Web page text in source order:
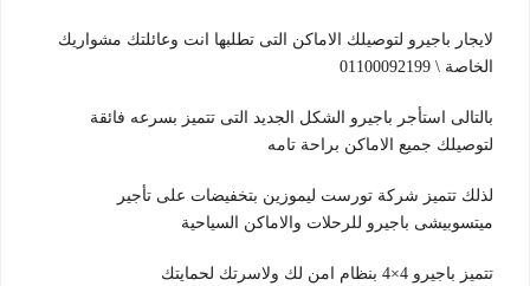
لايجار باجيرو لتوصيلك الاماكن التى تطلبها انت وعائلتك مشواريك
الخاصة \ 01100092199
بالتالى استأجر باجيرو الشكل الجديد التى تتميز بسرعه فائقة
لتوصيلك جميع الاماكن براحة تامه
لذلك تتميز شركة تورست ليموزين بتخفيضات على تأجير
ميتسوبيشى باجيرو للرحلات والاماكن السياحية
تتميز باجيرو 4×4 بنظام امن لك ولاسرتك لحمايتك